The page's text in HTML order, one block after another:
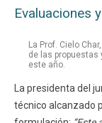
Evaluaciones
La Prof. Cielo
de las
este año.
La presidenta del
técnico alcanzado